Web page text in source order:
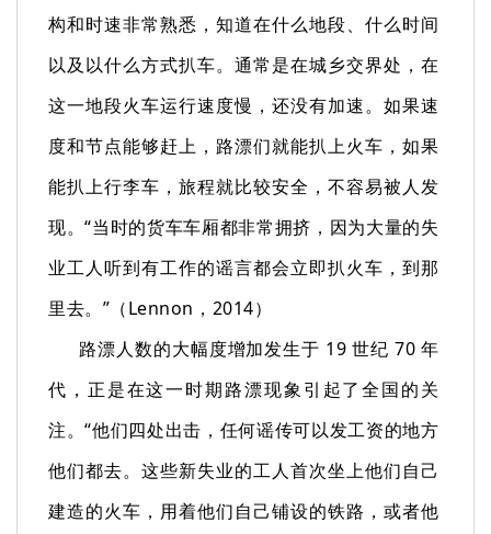
构和时速非常熟悉，知道在什么地段、什么时间
以及以什么方式扒车。通常是在城乡交界处，在
这一地段火车运行速度慢，还没有加速。如果速
度和节点能够赶上，路漂们就能扒上火车，如果
能扒上行李车，旅程就比较安全，不容易被人发
现。“当时的货车车厢都非常拥挤，因为大量的失
业工人听到有工作的谣言都会立即扒火车，到那
里去。”（Lennon，2014）
路漂人数的大幅度增加发生于 19 世纪 70 年
代，正是在这一时期路漂现象引起了全国的关
注。“他们四处出击，任何谣传可以发工资的地方
他们都去。这些新失业的工人首次坐上他们自己
建造的火车，用着他们自己铺设的铁路，或者他